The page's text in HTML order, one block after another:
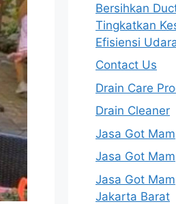
Bersihkan
Tingkatkan
Efisiensi
Contact Us
Drain Care
Drain Cleaner
Jasa Got
Jasa Got
Jasa Got
Jakarta Barat